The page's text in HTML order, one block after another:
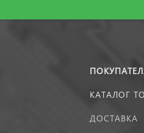
КАТАЛОГ
ДОСТАВКА